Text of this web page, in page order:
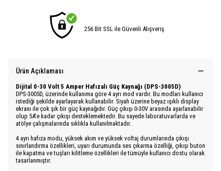
256 Bit SSL ile Güvenli Alışveriş
Ürün Açıklaması
Dijital 0-30 Volt 5 Amper Hafızalı Güç Kaynağı (DPS-3005D)
DPS-3005D, üzerinde kullanıma göre 4 ayrı mod vardır. Bu modları kullanıcı
istediği şekilde ayarlayarak kullanabilir. Siyah üzerine beyaz ışıklı display
ekranı ile çok şık bir güç kaynağıdır. Güç çıkışı 0-30V arasında ayarlanabilir
olup 5A'e kadar çıkışı desteklemektedir. Bu sayede laboratuvarlarda ve
atölye çalışmalarında sıklıkla kullanılmaktadır.
4 ayrı hafıza modu, yüksek akım ve yüksek voltaj durumlarında çıkışı
sınırlandırma özellikleri, uyarı durumunda ses çıkarma özelliği, çıkışı buton
ile kapatma ve tuşları kilitleme özellikleri ile tümüyle kullanıcı dostu olarak
tasarlanmıştır.